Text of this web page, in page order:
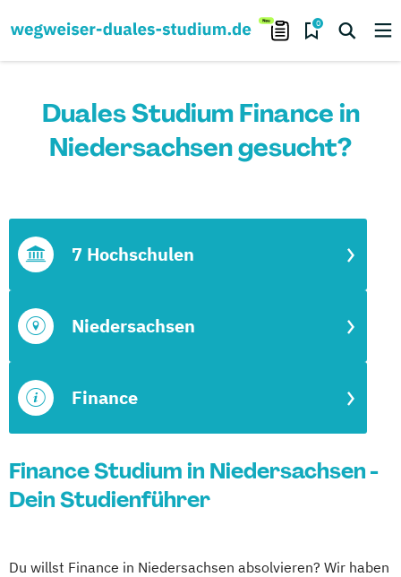
0
Duales Studium Finance in
Niedersachsen gesucht?
Finance
Niedersachsen
7 Hochschulen
Finance Studium in Niedersachsen -
Dein Studienführer
Du willst Finance in Niedersachsen absolvieren? Wir haben